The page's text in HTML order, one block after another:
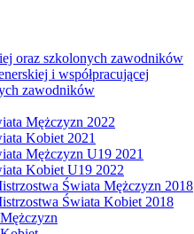
oraz szkolonych zawodników
i współpracującej
zawodników
Mężczyzn 2022
Kobiet 2021
Mężczyzn U19 2021
Kobiet U19 2022
Świata Mężczyzn 2018
Świata Kobiet 2018